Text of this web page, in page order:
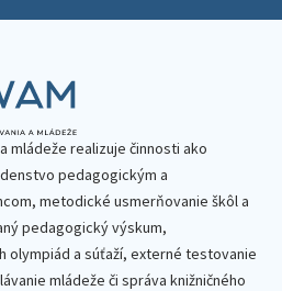
mládeže realizuje činnosti ako
pedagogickým a
metodické usmerňovanie škôl a
pedagogický výskum,
olympiád a súťaží, externé testovanie
mládeže či správa knižničného